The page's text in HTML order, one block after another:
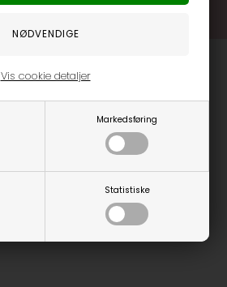
Markedsføring
Statistiske
Vis cookie detaljer